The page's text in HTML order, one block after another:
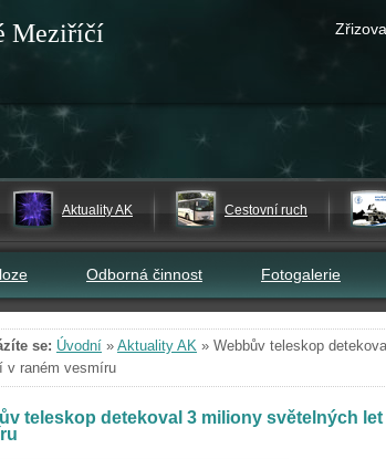
Meziříčí
Aktuality AK Cestovní ruch
Odborná činnost Fotogalerie
se: Úvodní » Aktuality AK » Webbův teleskop
v raném vesmíru
teleskop detekoval 3 miliony světelných